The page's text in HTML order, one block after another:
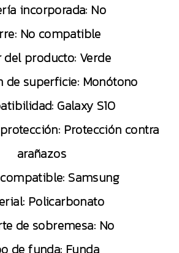
incorporada: No
No compatible
del producto: Verde
de superficie: Monótono
Galaxy S10
Protección contra
arañazos
Samsung
Policarbonato
de sobremesa: No